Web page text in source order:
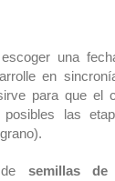
escoger una
en
para que el
posibles las
semillas de